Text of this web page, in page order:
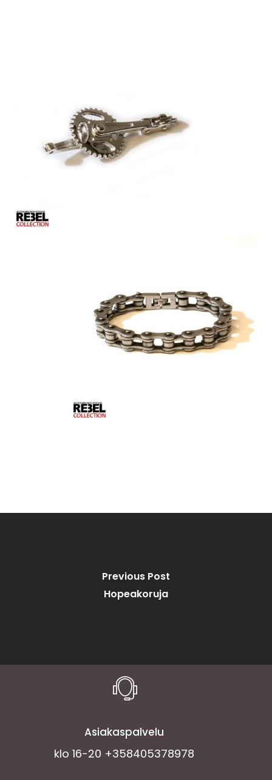
Previous Post
Hopeakoruja
Asiakaspalvelu
klo 16-20 +358405378978